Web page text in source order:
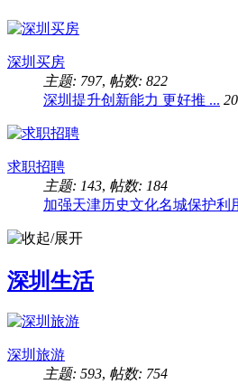
深圳买房
主题: 797, 帖数: 822
深圳提升创新能力 更好推 ...
求职招聘
主题: 143, 帖数: 184
加强天津历史文化名城保护利
深圳生活
深圳旅游
主题: 593, 帖数: 754